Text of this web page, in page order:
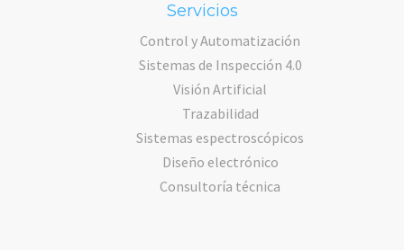
Servicios
Control y Automatización
Sistemas de Inspección 4.0
Visión Artificial
Trazabilidad
Sistemas espectroscópicos
Diseño electrónico
Consultoría técnica